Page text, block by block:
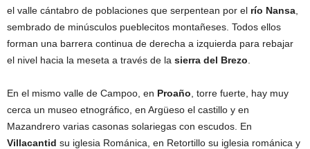
el valle cántabro de poblaciones que serpentean por el río Nansa
sembrado de minúsculos pueblecitos montañeses. Todos ellos
forman una barrera continua de derecha a izquierda para rebajar
el nivel hacia la meseta a través de la sierra del Brezo
En el mismo valle de Campoo, en Proaño , torre fuerte, hay muy
cerca un museo etnográfico, en Argüeso el castillo y en
Mazandrero varias casonas solariegas con escudos. En
Villacantid su iglesia Románica, en Retortillo su iglesia románica y